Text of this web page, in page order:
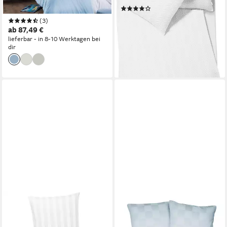
155x220, 200x200cm
(3)
ab 87,49 €
lieferbar - in 8-10 Werktagen bei
dir
ab 64,99 € UVP89,95 €
lieferbar - in 8-10 Werktagen bei
Bettwäsche Damast 135x200
CARPE SONNO
Bettwäsche Damast 135x200
Baumwolle Hotel Bettwäsche